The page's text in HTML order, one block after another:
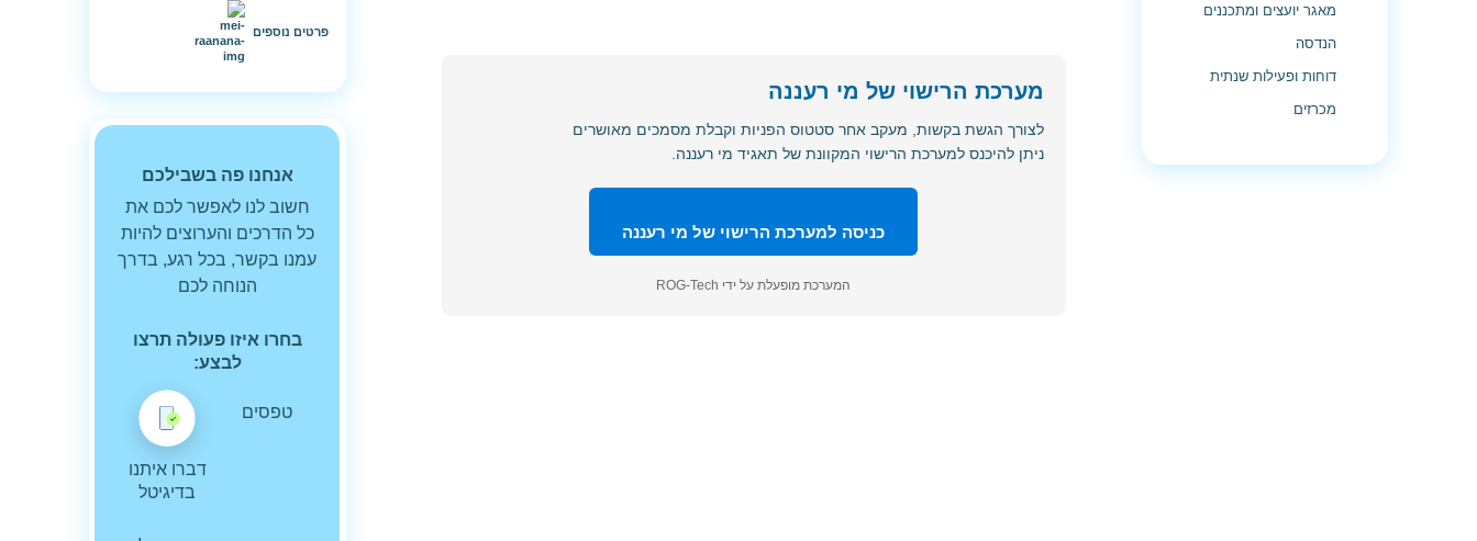
מאגר יועצים ומתכננים
הנדסה
דוחות ופעילות שנתית
מכרזים
מערכת הרישוי של מי רעננה
לצורך הגשת בקשות, מעקב אחר סטטוס הפניות וקבלת מסמכים מאושרים
ניתן להיכנס למערכת הרישוי המקוונת של תאגיד מי רעננה.
כניסה למערכת הרישוי של מי רעננה
המערכת מופעלת על ידי ROG-Tech
פרטים נוספים
אנחנו פה בשבילכם
חשוב לנו לאפשר לכם את
כל הדרכים והערוצים להיות
עמנו בקשר, בכל רגע, בדרך
הנוחה לכם
בחרו איזו פעולה תרצו
לבצע:
טפסים
דברו איתנו
בדיגיטל